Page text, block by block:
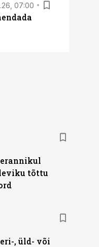
07:00
tõttu
, üld- või